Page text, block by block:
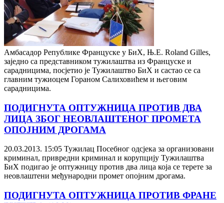
Амбасадор Републике Француске у БиХ, Њ.Е. Roland Gilles,
заједно са представником тужилаштва из Француске и
сарадницима, посјетио је Тужилаштво БиХ и састао се са
главним тужиоцем Гораном Салиховићем и његовим
сарадницима.
ПОДИГНУТА ОПТУЖНИЦА ПРОТИВ ДВА
ЛИЦА ЗБОГ НЕОВЛАШТЕНОГ ПРОМЕТА
ОПОЈНИМ ДРОГАМА
20.03.2013. 15:05 Тужилац Посебног одсјека за организовани
криминал, привредни криминал и корупцију Тужилаштва
БиХ подигао је оптужницу против два лица која се терете за
неовлаштени међународни промет опојним дрогама.
ПОДИГНУТА ОПТУЖНИЦА ПРОТИВ ФРАНЕ